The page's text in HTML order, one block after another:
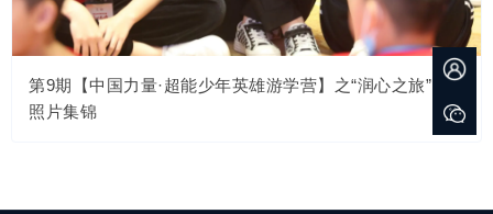
第9期【中国力量·超能少年英雄游学营】之“润心之旅”1班
照片集锦